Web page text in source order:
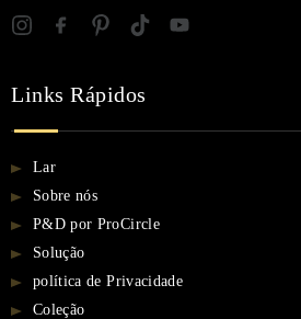
Links Rápidos
Lar
Sobre nós
P&D por ProCircle
Solução
política de Privacidade
Coleção